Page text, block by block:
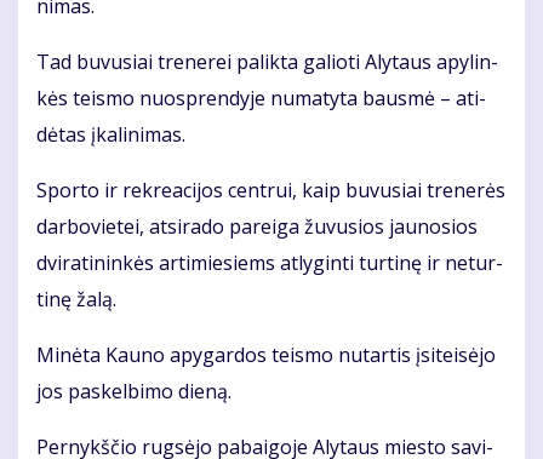
ni­mas.
Tad bu­vu­siai tre­ne­rei pa­lik­ta ga­lio­ti Aly­taus apy­lin­
kės teis­mo nuosp­ren­dy­je nu­ma­ty­ta baus­mė – ati­
dė­tas įka­li­ni­mas.
Spor­to ir rek­re­a­ci­jos cen­trui, kaip bu­vu­siai tre­ne­rės
dar­bo­vie­tei, at­si­ra­do pa­rei­ga žu­vu­sios jau­no­sios
dvi­ra­ti­nin­kės ar­ti­mie­siems at­ly­gin­ti tur­ti­nę ir ne­tur­
ti­nę ža­lą.
Mi­nė­ta Kau­no apy­gar­dos teis­mo nu­tar­tis įsi­tei­sė­jo
jos pa­skel­bi­mo die­ną.
Per­nykš­čio rug­sė­jo pa­bai­go­je Aly­taus mies­to sa­vi­